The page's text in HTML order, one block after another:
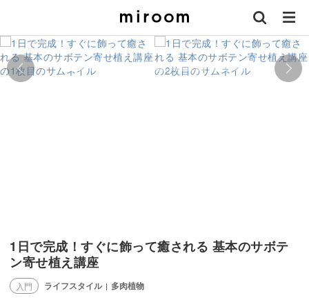
1日で完成！すぐに飾って癒される 基本のサボテ
ン寄せ植え講座
入門 ライフスタイル | 多肉植物